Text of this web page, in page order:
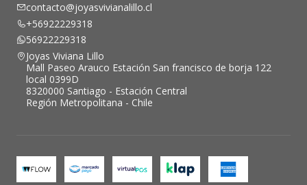
contacto@joyasvivianalillo.cl
+56922229318
56922229318
Joyas Viviana Lillo
Mall Paseo Arauco Estación San francisco de borja 122
local 0399D
8320000 Santiago - Estación Central
Región Metropolitana - Chile